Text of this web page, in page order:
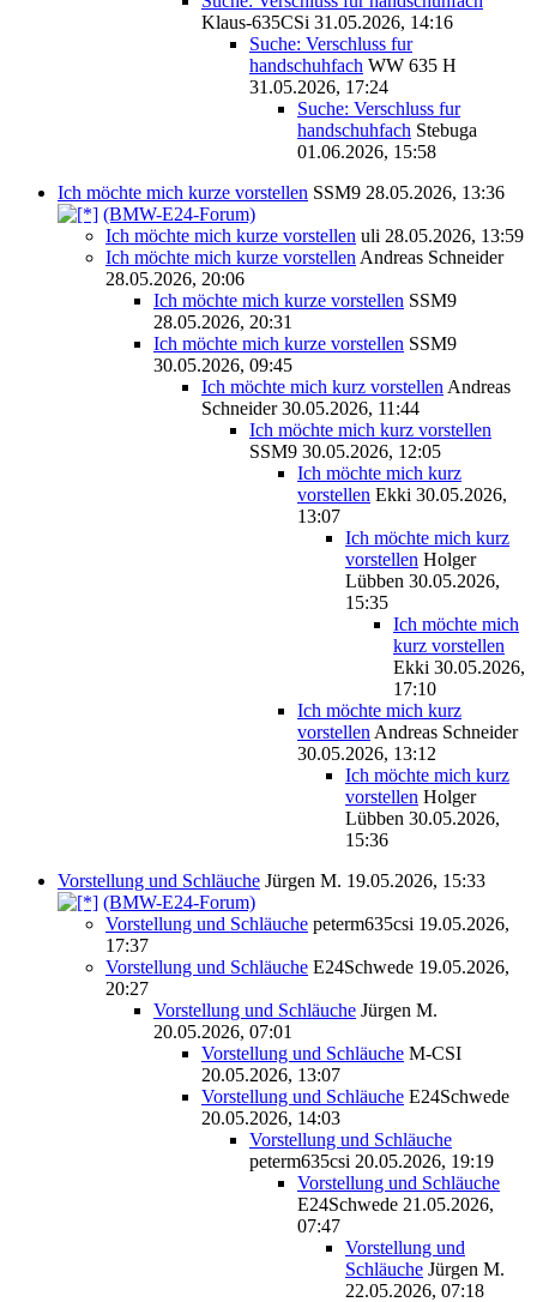
Klaus-635CSi 31.05.2026, 14:16
Suche: Verschluss fur
handschuhfach WW 635 H
31.05.2026, 17:24
Suche: Verschluss fur
handschuhfach Stebuga
01.06.2026, 15:58
Ich möchte mich kurze vorstellen SSM9 28.05.2026, 13:36
(BMW-E24-Forum)
Ich möchte mich kurze vorstellen uli 28.05.2026, 13:59
Ich möchte mich kurze vorstellen Andreas Schneider
28.05.2026, 20:06
Ich möchte mich kurze vorstellen SSM9
28.05.2026, 20:31
Ich möchte mich kurze vorstellen SSM9
30.05.2026, 09:45
Ich möchte mich kurz vorstellen Andreas
Schneider 30.05.2026, 11:44
Ich möchte mich kurz vorstellen
SSM9 30.05.2026, 12:05
Ich möchte mich kurz
vorstellen Ekki 30.05.2026,
13:07
Ich möchte mich kurz
vorstellen Holger
Lübben 30.05.2026,
15:35
Ich möchte mich
kurz vorstellen
Ekki 30.05.2026,
17:10
Ich möchte mich kurz
vorstellen Andreas Schneider
30.05.2026, 13:12
Ich möchte mich kurz
vorstellen Holger
Lübben 30.05.2026,
15:36
Vorstellung und Schläuche Jürgen M. 19.05.2026, 15:33
(BMW-E24-Forum)
Vorstellung und Schläuche peterm635csi 19.05.2026,
17:37
Vorstellung und Schläuche E24Schwede 19.05.2026,
20:27
Vorstellung und Schläuche Jürgen M.
20.05.2026, 07:01
Vorstellung und Schläuche M-CSI
20.05.2026, 13:07
Vorstellung und Schläuche E24Schwede
20.05.2026, 14:03
Vorstellung und Schläuche
peterm635csi 20.05.2026, 19:19
Vorstellung und Schläuche
E24Schwede 21.05.2026,
07:47
Vorstellung und
Schläuche Jürgen M.
22.05.2026, 07:18